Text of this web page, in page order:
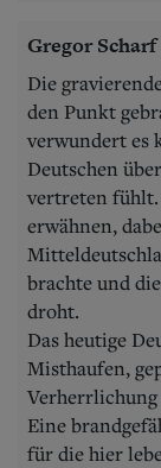
Gregor Scharf
Die
den Punkt
verwundert es
Deutschen
vertreten
erwähnen,
brachte und
droht.
Das heutige
Misthaufen,
Eine
für die hier